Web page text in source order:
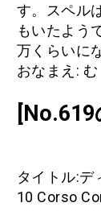
す。スペル
もいたよう
万くらいに
おなまえ: む
タイトル:デ
10 Corso